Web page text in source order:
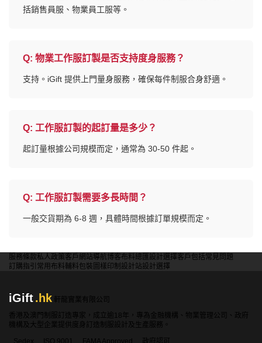
括銷售員服、物業員工服等。
Q: 物業工作服訂製是否支持度身服務？
支持。iGift 提供上門量身服務，確保每件制服合身舒適。
Q: 工作服訂製的起訂量是多少？
起訂量根據公司規模而定，通常為 30-50 件起。
Q: 工作服訂製需要多長時間？
一般交貨期為 6-8 週，具體時間根據訂單規模而定。
服務條款私人政策客戶 網站導航博客布料總匯設計選擇客戶包括常見問題
訂購指引 常用布料輔料包裝 圖樣印制 設計站設計選擇
iGift.hk
軒龍實業有限公司
香港及澳門制服訂造專家，成立逾18年，專為金融機構、物業管理公司、政府
機構及大型企業提供度身訂造制服設計及生產服務。
Sedex
ISO 9001 FAMA Approved 政府認可